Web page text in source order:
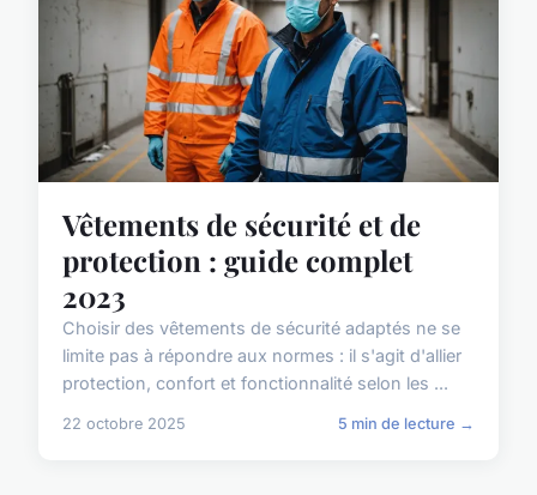
Vêtements de sécurité et de
protection : guide complet
2023
Choisir des vêtements de sécurité adaptés ne se
limite pas à répondre aux normes : il s'agit d'allier
protection, confort et fonctionnalité selon les ...
22 octobre 2025 5 min de lecture →